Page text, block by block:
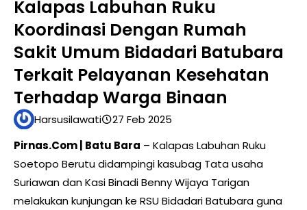
Kalapas Labuhan Ruku
Koordinasi Dengan Rumah
Sakit Umum Bidadari Batubara
Terkait Pelayanan Kesehatan
Terhadap Warga Binaan
Harsusilawati
27 Feb 2025
Pirnas.Com | Batu Bara – Kalapas Labuhan Ruku
Soetopo Berutu didampingi kasubag Tata usaha
Suriawan dan Kasi Binadi Benny Wijaya Tarigan
melakukan kunjungan ke RSU Bidadari Batubara guna